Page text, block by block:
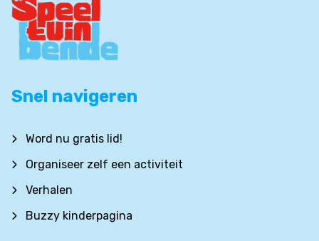
Snel navigeren
Word nu gratis lid!
Organiseer zelf een activiteit
Verhalen
Buzzy kinderpagina